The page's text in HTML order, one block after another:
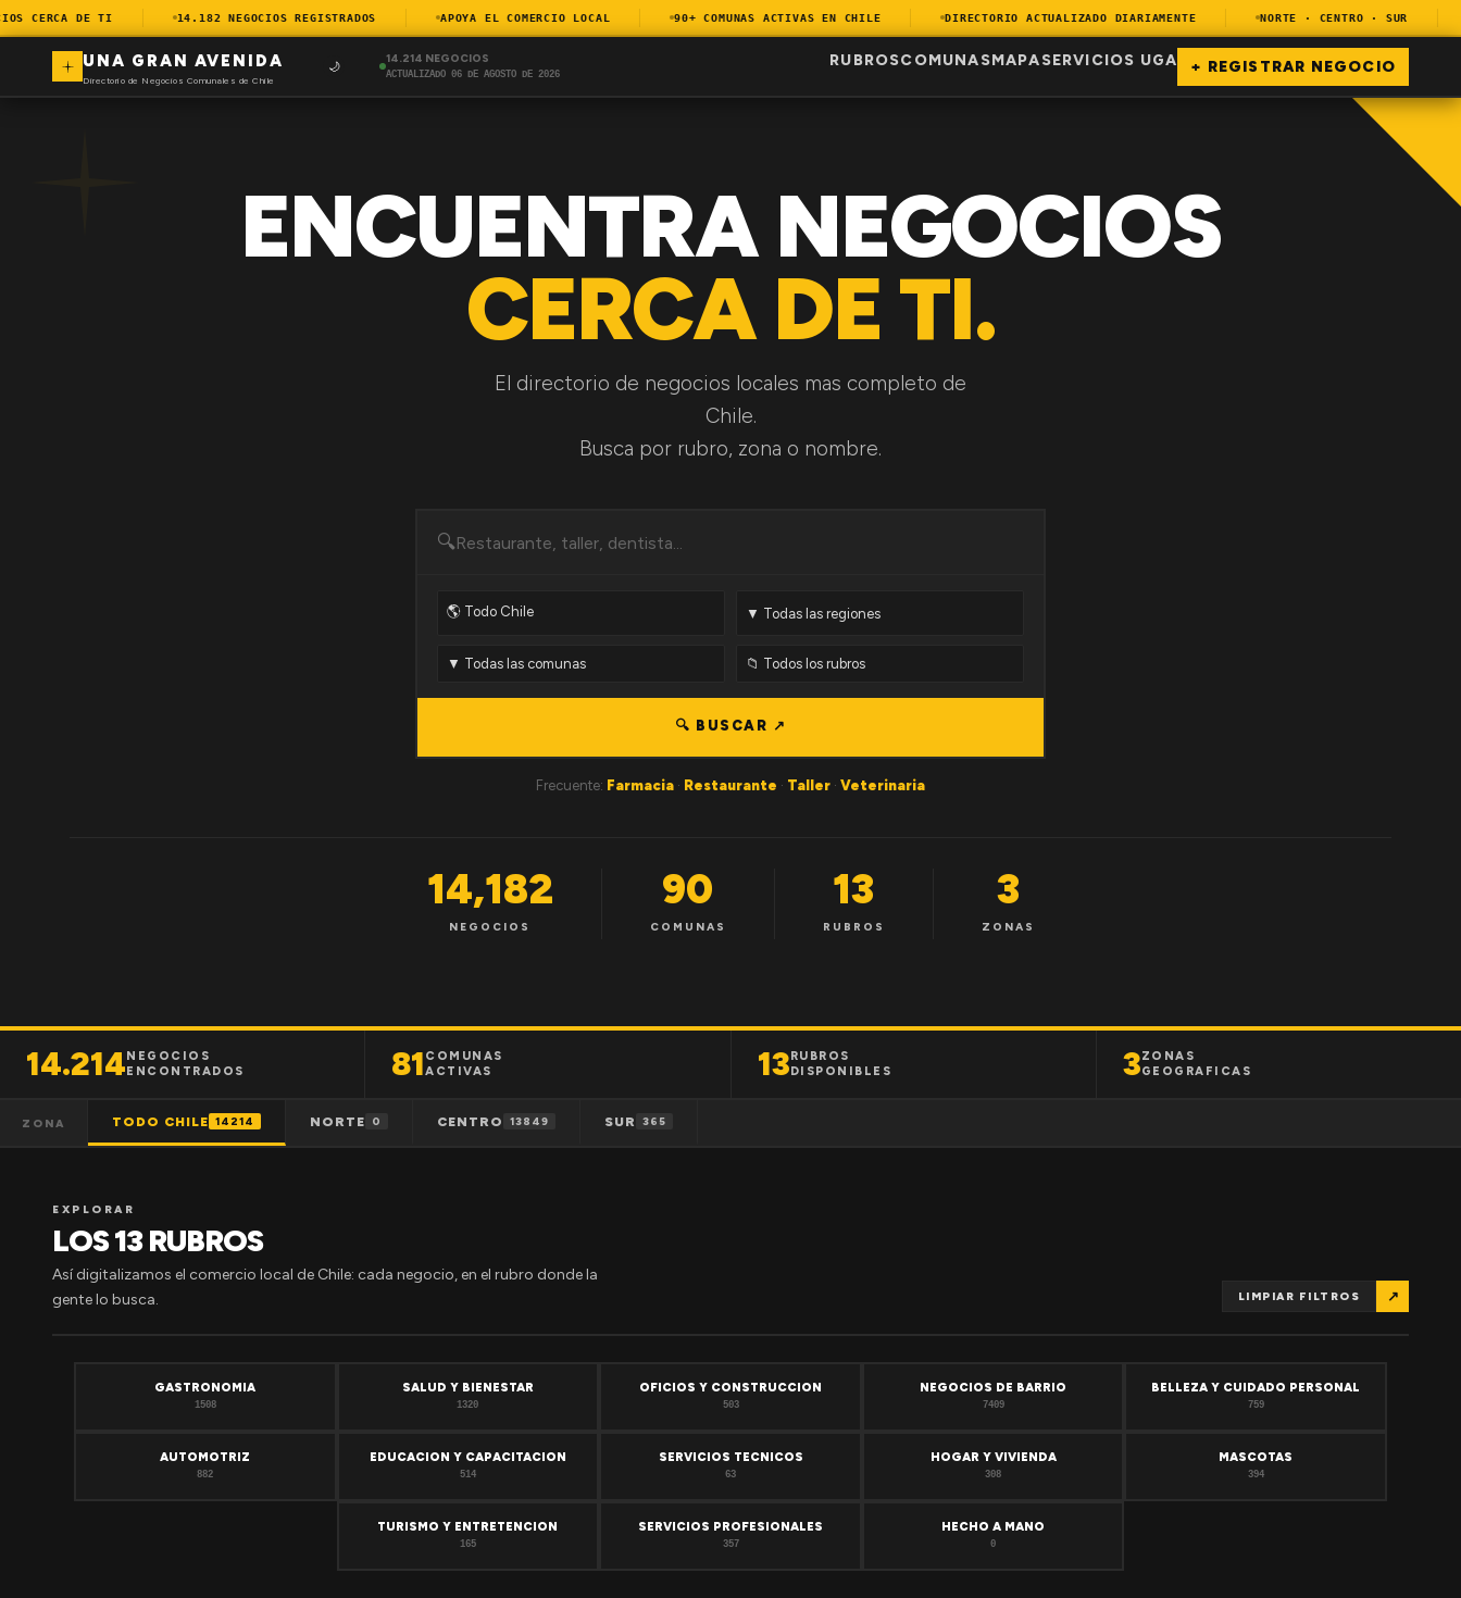
CERCA DE TI 14.182 NEGOCIOS REGISTRADOS APOYA EL COMERCIO LOCAL 90+ COMUNAS ACTIVAS EN CHILE DIRECTORIO ACTUALIZADO DIARIAMENTE NORTE · CENTRO · SUR
UNA GRAN AVENIDA
Directorio de Negocios Comunales de Chile
🌙
14.214 NEGOCIOS
ACTUALIZADO 06 DE AGOSTO DE 2026
RUBROSCOMUNASMAPASERVICIOS UGA + REGISTRAR NEGOCIO
ENCUENTRA NEGOCIOS
CERCA DE TI.
El directorio de negocios locales mas completo de
Chile.
Busca por rubro, zona o nombre.
🔍
🔍 BUSCAR ↗
Frecuente: Farmacia · Restaurante · Taller · Veterinaria
14,182
NEGOCIOS
90
COMUNAS
13
RUBROS
3
ZONAS
14.214NEGOCIOS
ENCONTRADOS
81COMUNAS
ACTIVAS
13RUBROS
DISPONIBLES
3ZONAS
GEOGRAFICAS
ZONA TODO CHILE 14214 NORTE 0 CENTRO 13849 SUR 365
EXPLORAR
LOS 13 RUBROS
Así digitalizamos el comercio local de Chile: cada negocio, en el rubro donde la
gente lo busca.
LIMPIAR FILTROS ↗
GASTRONOMIA
1508
SALUD Y BIENESTAR
1320
OFICIOS Y CONSTRUCCION
503
NEGOCIOS DE BARRIO
7409
BELLEZA Y CUIDADO PERSONAL
759
AUTOMOTRIZ
882
EDUCACION Y CAPACITACION
514
SERVICIOS TECNICOS
63
HOGAR Y VIVIENDA
308
MASCOTAS
394
TURISMO Y ENTRETENCION
165
SERVICIOS PROFESIONALES
357
HECHO A MANO
0